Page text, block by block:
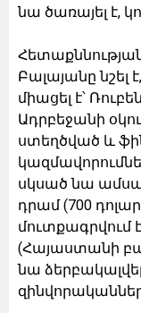
նա ծառայել է,
Բալայանը նշել
միացել է՝
Ադրբեջանի
ստեղծված և
սկսած նա
դրամ (700
մուտքագրվում
(Հայաստանի
նա